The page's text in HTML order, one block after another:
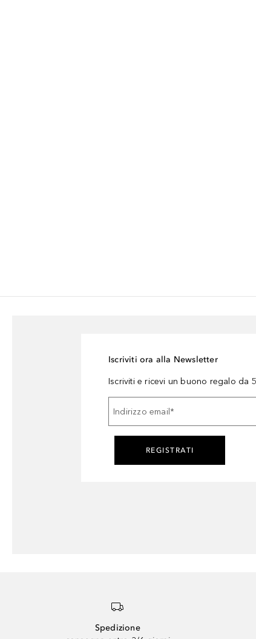
Iscriviti ora alla Newsletter
Iscriviti e ricevi un buono regalo da
Indirizzo email *
REGISTRATI
Spedizione